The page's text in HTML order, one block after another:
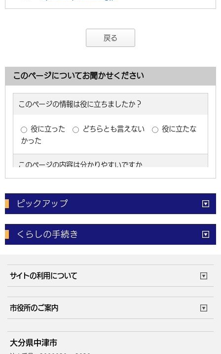
戻る
このページについてお聞かせください
ピックアップ
電子申請 窓口の混雑状況
体育施設予約状況 ご意見・ご要望
くらしの手続き
成人・仕事
住まい・引越 ごみ・環境
健康・医療 障がい・福祉
高齢・介護
サイトの利用について
サイトマップ
市役所のご案内
庁舎地図 組織案内
大分県中津市